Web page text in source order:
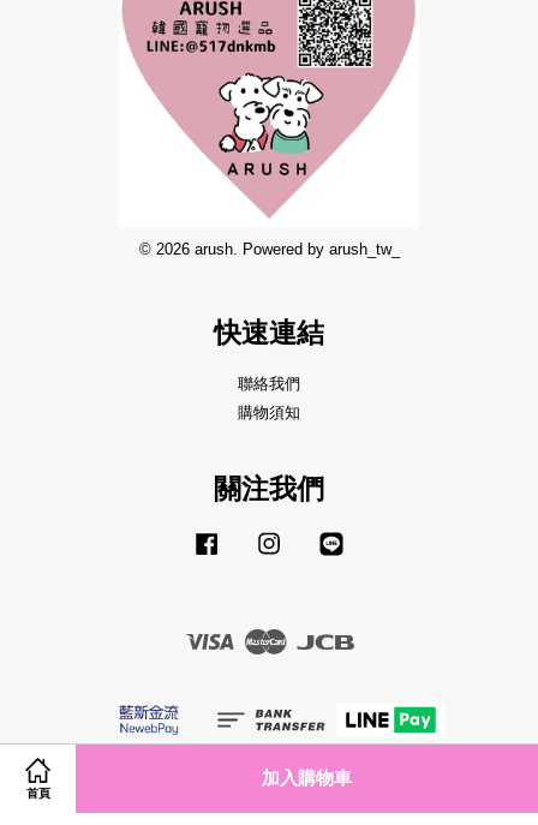
首頁
加入購物車
© 2026 arush. Powered by arush_tw_
快速連結
聯絡我們
購物須知
關注我們
Facebook Instagram
Visa Master
隱私政策 |退款政策